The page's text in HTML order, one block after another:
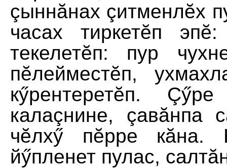
çыннăнах çитменлĕх
часах тиркетĕп
текелетĕп: пур
пĕлейместĕп,
кӳрентеретĕп.
калаçнине, çавăнпа
чĕлхӳ пĕрре кăна.
йӳпленет пулас,